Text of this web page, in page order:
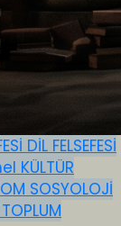
DİL FELSEFESİ
KÜLTÜR
SOSYOLOJİ
TOPLUM